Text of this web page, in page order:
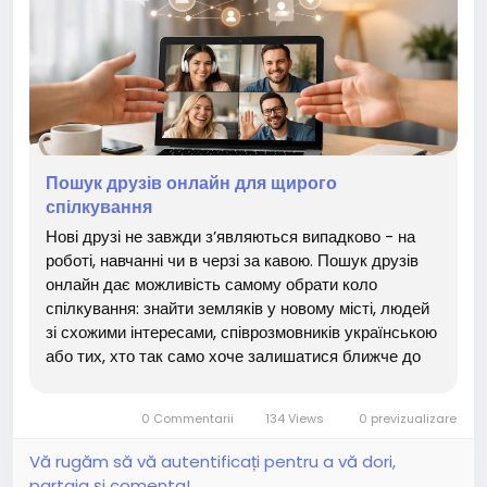
Пошук друзів онлайн для щирого
спілкування
Нові друзі не завжди з’являються випадково - на
роботі, навчанні чи в черзі за кавою. Пошук друзів
онлайн дає можливість самому обрати коло
спілкування: знайти земляків у новому місті, людей
зі схожими інтересами, співрозмовників українською
або тих, хто так само хоче залишатися ближче до
0 Commentarii 134 Views 0 previzualizare
Vă rugăm să vă autentificați pentru a vă dori,